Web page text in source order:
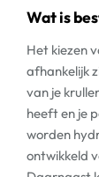
Wat is
Het kiezen
afhankelijk
van je
heeft en je
worden
ontwikkeld